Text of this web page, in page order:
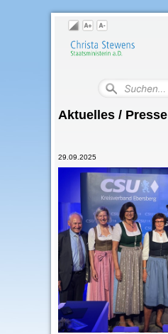
Aktuelles / Presse
29.09.2025